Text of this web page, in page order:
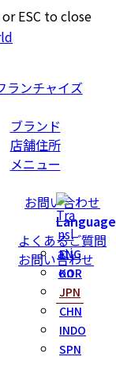
ESC to close
ランチャイズ
ブランド
店舗住所
メニュー
お問い合わせ
よくあるご質問
お問い合わせ
Language
ENG
KOR
JPN
CHN
INDO
SPN